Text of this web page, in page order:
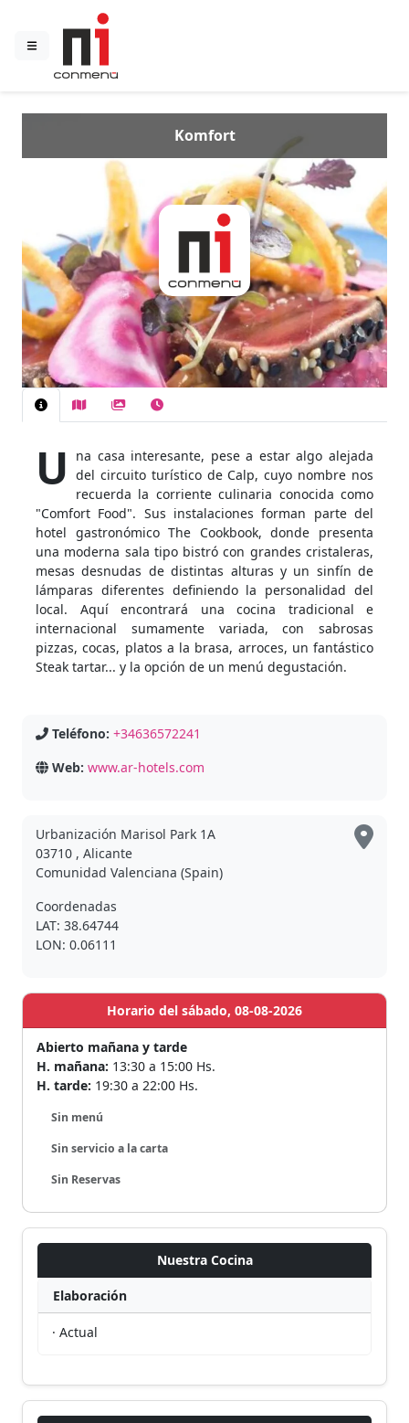
Komfort
U
na casa interesante, pese a estar algo alejada
del circuito turístico de Calp, cuyo nombre nos
recuerda la corriente culinaria conocida como
"Comfort Food". Sus instalaciones forman parte del
hotel gastronómico The Cookbook, donde presenta
una moderna sala tipo bistró con grandes cristaleras,
mesas desnudas de distintas alturas y un sinfín de
lámparas diferentes definiendo la personalidad del
local. Aquí encontrará una cocina tradicional e
internacional sumamente variada, con sabrosas
pizzas, cocas, platos a la brasa, arroces, un fantástico
Steak tartar... y la opción de un menú degustación.
Teléfono: +34636572241
Web: www.ar-hotels.com
Urbanización Marisol Park 1A
03710 , Alicante
Comunidad Valenciana (Spain)
Coordenadas
LAT: 38.64744
LON: 0.06111
Horario del sábado, 08-08-2026
Abierto mañana y tarde
H. mañana: 13:30 a 15:00 Hs.
H. tarde: 19:30 a 22:00 Hs.
Sin menú
Sin servicio a la carta
Sin Reservas
Nuestra Cocina
Elaboración
· Actual